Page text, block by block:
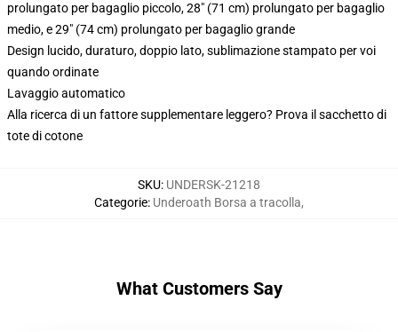
prolungato per bagaglio piccolo, 28" (71 cm) prolungato per bagaglio
medio, e 29" (74 cm) prolungato per bagaglio grande
Design lucido, duraturo, doppio lato, sublimazione stampato per voi
quando ordinate
Lavaggio automatico
Alla ricerca di un fattore supplementare leggero? Prova il sacchetto di
tote di cotone
SKU: UNDERSK-21218
Categorie: Underoath Borsa a tracolla,
What Customers Say